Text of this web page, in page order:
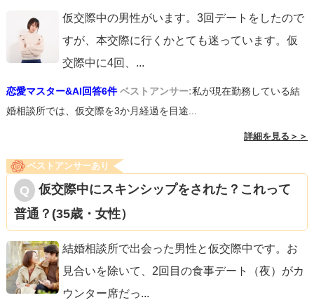
仮交際中の男性がいます。3回デートをしたので
すが、本交際に行くかとても迷っています。仮
交際中に4回、 ...
恋愛マスター&AI回答6件 ベストアンサー:私が現在勤務している結
婚相談所では、仮交際を3か月経過を目途...
詳細を見る＞＞
ベストアンサーあり
仮交際中にスキンシップをされた？これって
普通？(35歳・女性）
結婚相談所で出会った男性と仮交際中です。お
見合いを除いて、2回目の食事デート（夜）がカ
ウンター席だっ...